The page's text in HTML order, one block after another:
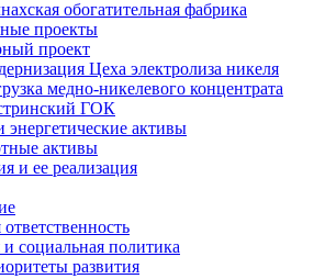
обогатительная фабрика
проекты
проект
Цеха электролиза никеля
медно-никелевого концентрата
ГОК
энергетические активы
активы
и ее реализация
социальная политика
развития